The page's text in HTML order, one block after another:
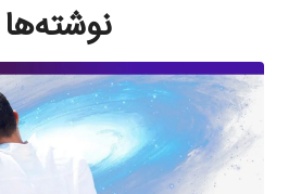
نوشته‌ها